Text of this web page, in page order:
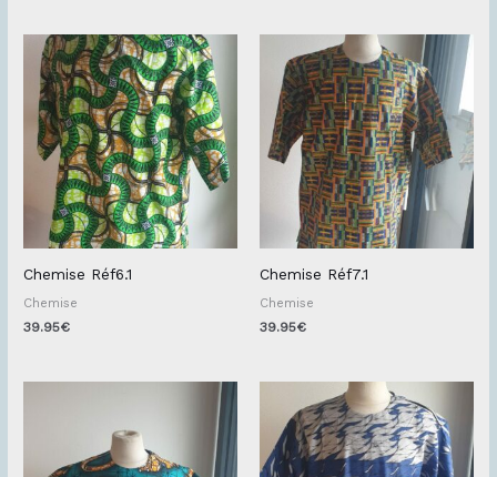
Chemise Réf6.1
Chemise
39.95€
Chemise Réf7.1
Chemise
39.95€